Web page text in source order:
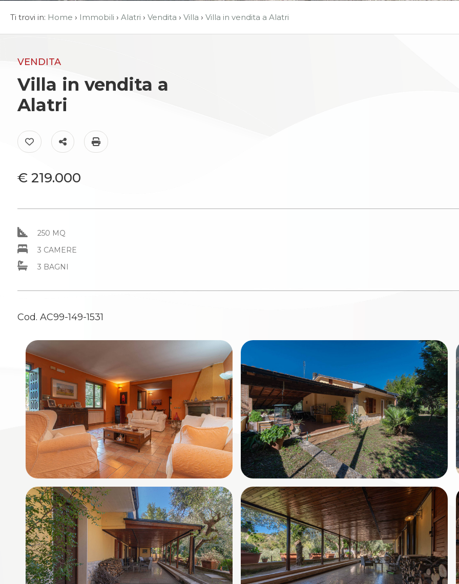
Ti trovi in: Home › Immobili › Alatri › Vendita › Villa › Villa in vendita a Alatri
VENDITA
Villa in vendita a
Alatri
Preferiti: Cod. AC99-149-1531
CondividiStampa: Cod. AC99-149-1531
€ 219.000
250 MQ
3 CAMERE
3 BAGNI
Cod. AC99-149-1531
Industriali
Terreni
mq
minimi
Qualsiasi
1
4
5
5+